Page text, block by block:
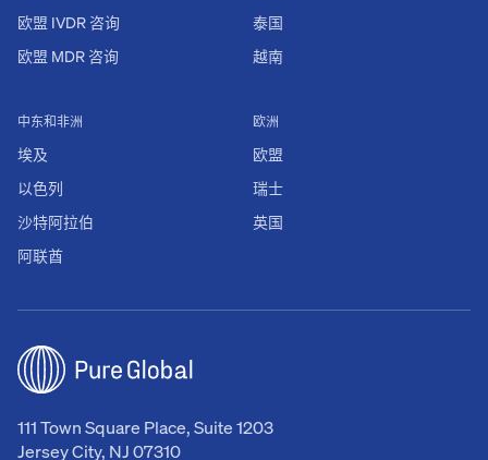
111 Town Square Place, Suite 1203
Jersey City, NJ 07310
欧盟 IVDR 咨询
欧盟 MDR 咨询
欧洲
欧盟
瑞士
英国
中东和非洲
埃及
以色列
沙特阿拉伯
阿联酋
泰国
越南